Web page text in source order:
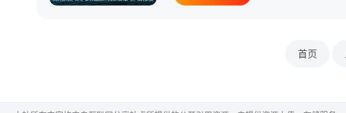
首页